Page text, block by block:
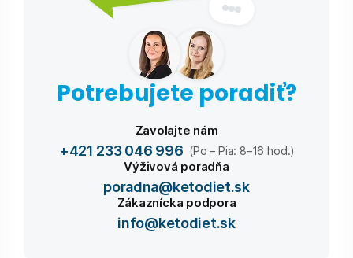
Potrebujete poradiť?
Zavolajte nám
+421 233 046 996 (Po – Pia: 8–16 hod.)
Výživová poradňa
poradna@ketodiet.sk
Zákaznícka podpora
info@ketodiet.sk